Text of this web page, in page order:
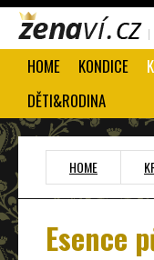
HOME KONDICE
DĚTI&RODINA
HOME
Esence